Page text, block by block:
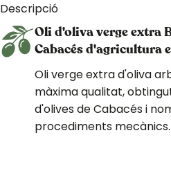
Descripció
Oli d'oliva verge extra
Cabacés d'agricultura
Oli verge extra d'oliva
màxima qualitat,
d'olives de Cabacés i
procediments mecànics.